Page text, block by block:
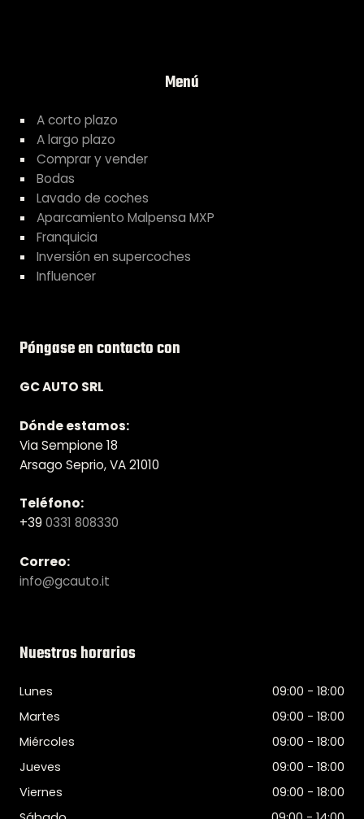
Menú
A corto plazo
A largo plazo
Comprar y vender
Bodas
Lavado de coches
Aparcamiento Malpensa MXP
Franquicia
Inversión en supercoches
Influencer
Póngase en contacto con
GC AUTO SRL
Dónde estamos:
Via Sempione 18
Arsago Seprio, VA 21010
Teléfono:
+39 0331 808330
Correo:
info@gcauto.it
Nuestros horarios
Lunes
09:00 - 18:00
Martes
09:00 - 18:00
Miércoles
09:00 - 18:00
Jueves
09:00 - 18:00
Viernes
09:00 - 18:00